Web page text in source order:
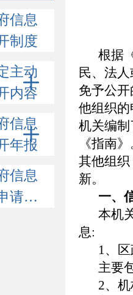
信息
制度
主动
内容
信息
年报
信息
公开
根据
民、法
免予公
他组织
机关编
《指南
其他组
新。
一、
本机
息:
1、
主要
2、